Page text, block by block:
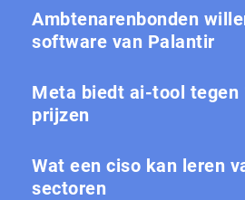
Ambtenarenbonden
software van Palantir
Meta biedt ai-tool tegen
prijzen
Wat een ciso kan leren
sectoren